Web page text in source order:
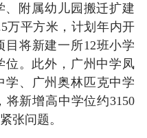
附属幼儿园搬迁扩建
万平方米，计划年内开
将新建一所12班小学
位。此外，广州中学凤
学、广州奥林匹克中学
新增高中学位约3150
张问题。